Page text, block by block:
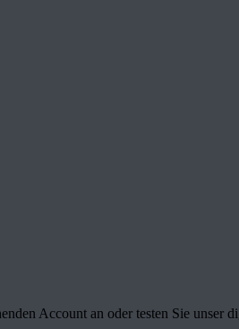
Account an oder testen Sie unser